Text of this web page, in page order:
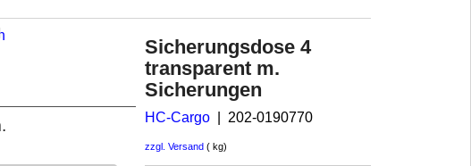
Sicherungsdose 4
transparent m.
Sicherungen
HC-Cargo 202-0190770
zzgl. Versand kg